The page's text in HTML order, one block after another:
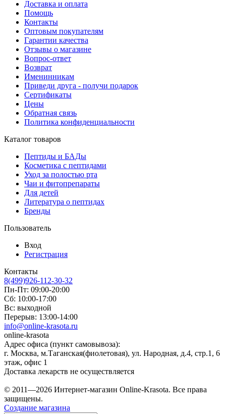
Доставка и оплата
Помощь
Контакты
Оптовым покупателям
Гарантии качества
Отзывы о магазине
Вопрос-ответ
Возврат
Именинникам
Приведи друга - получи подарок
Сертификаты
Цены
Обратная связь
Политика конфиденциальности
Каталог товаров
Пептиды и БАДы
Косметика с пептидами
Уход за полостью рта
Чаи и фитопрепараты
Для детей
Литература о пептидах
Бренды
Пользователь
Вход
Регистрация
Контакты
8(499)926-112-30-32
Пн-Пт: 09:00-20:00
Сб: 10:00-17:00
Вс: выходной
Перерыв: 13:00-14:00
info@online-krasota.ru
online-krasota
Адрес офиса (пункт самовывоза):
г. Москва, м.Таганская(фиолетовая), ул. Народная, д.4, стр.1, 6
этаж, офис 1
Доставка лекарств не осуществляется
© 2011—2026 Интернет-магазин Online-Krasota. Все права
защищены.
Создание магазина